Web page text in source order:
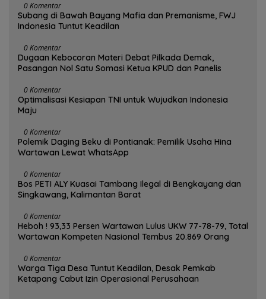
0 Komentar
Subang di Bawah Bayang Mafia dan Premanisme, FWJ
Indonesia Tuntut Keadilan
0 Komentar
Dugaan Kebocoran Materi Debat Pilkada Demak,
Pasangan Nol Satu Somasi Ketua KPUD dan Panelis
0 Komentar
Optimalisasi Kesiapan TNI untuk Wujudkan Indonesia
Maju
0 Komentar
Polemik Daging Beku di Pontianak: Pemilik Usaha Hina
Wartawan Lewat WhatsApp
0 Komentar
Bos PETI ALY Kuasai Tambang Ilegal di Bengkayang dan
Singkawang, Kalimantan Barat
0 Komentar
Heboh ! 93,33 Persen Wartawan Lulus UKW 77-78-79, Total
Wartawan Kompeten Nasional Tembus 20.869 Orang
0 Komentar
Warga Tiga Desa Tuntut Keadilan, Desak Pemkab
Ketapang Cabut Izin Operasional Perusahaan